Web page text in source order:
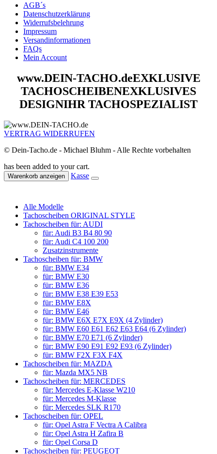
AGB´s
Datenschutzerklärung
Widerrufsbelehrung
Impressum
Versandinformationen
FAQs
Mein Account
www.DEIN-TACHO.deEXKLUSIVE
TACHOSCHEIBENEXKLUSIVES
DESIGNIHR TACHOSPEZIALIST
VERTRAG WIDERRUFEN
© Dein-Tacho.de - Michael Bluhm - Alle Rechte vorbehalten
has been added to your cart.
Warenkorb anzeigen Kasse
Alle Modelle
Tachoscheiben ORIGINAL STYLE
Tachoscheiben für: AUDI
für: Audi B3 B4 80 90
für: Audi C4 100 200
Zusatzinstrumente
Tachoscheiben für: BMW
für: BMW E34
für: BMW E30
für: BMW E36
für: BMW E38 E39 E53
für: BMW E8X
für: BMW E46
für: BMW E6X E7X E9X (4 Zylinder)
für: BMW E60 E61 E62 E63 E64 (6 Zylinder)
für: BMW E70 E71 (6 Zylinder)
für: BMW E90 E91 E92 E93 (6 Zylinder)
für: BMW F2X F3X F4X
Tachoscheiben für: MAZDA
für: Mazda MX5 NB
Tachoscheiben für: MERCEDES
für: Mercedes E-Klasse W210
für: Mercedes M-Klasse
für: Mercedes SLK R170
Tachoscheiben für: OPEL
für: Opel Astra F Vectra A Calibra
für: Opel Astra H Zafira B
für: Opel Corsa D
Tachoscheiben für: PEUGEOT